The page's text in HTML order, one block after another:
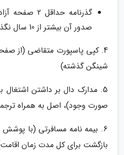
گذرنامه
صدور آن بیشتر از 10 سال نگذشته باشد
4. کپی پاسپورت متقاضی (از
شینگن گذشته)
5. مدارک دال بر داشتن اشتغال
صورت وجود)، اصل به همراه
بازگشت برای کل مدت زمان